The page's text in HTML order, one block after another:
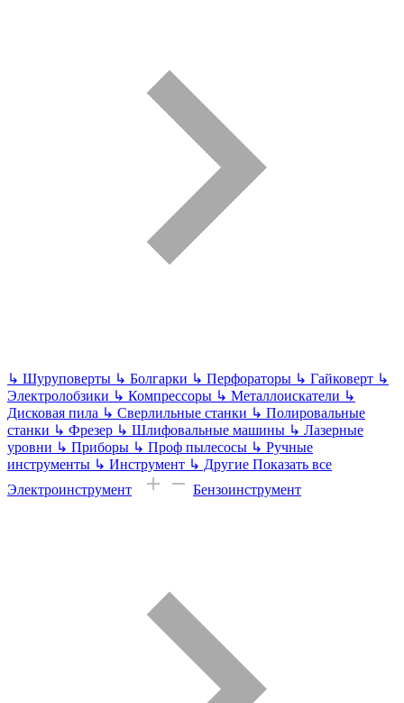
↳ Шуруповерты ↳ Болгарки ↳ Перфораторы ↳ Гайковерт ↳
Электролобзики ↳ Компрессоры ↳ Металлоискатели ↳
Дисковая пила ↳ Сверлильные станки ↳ Полировальные
станки ↳ Фрезер ↳ Шлифовальные машины ↳ Лазерные
уровни ↳ Приборы ↳ Проф пылесосы ↳ Ручные
инструменты ↳ Инструмент ↳ Другие Показать все
Электроинструмент
Бензоинструмент